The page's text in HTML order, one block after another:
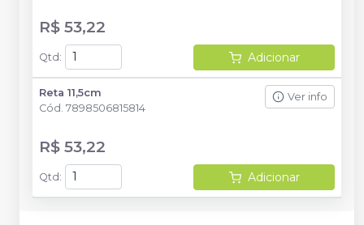
R$ 53,22
Qtd : Adicionar
Reta 11,5cm
Cód. 7898506815814
Ver info
R$ 53,22
Qtd : Adicionar